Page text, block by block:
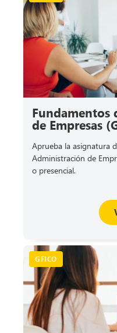
Fundamentos
de Empresas
Aprueba la asignatura
Administración de
o presencial.
GFICO